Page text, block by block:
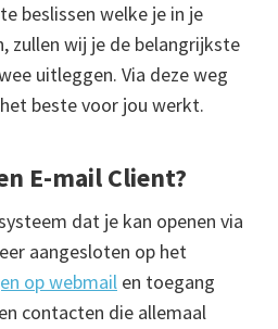
beslissen welke je in je
zullen wij je de belangrijkste
uitleggen. Via deze weg
beste voor jou werkt.
E-mail Client?
dat je kan openen via
aangesloten op het
op webmail en toegang
contacten die allemaal